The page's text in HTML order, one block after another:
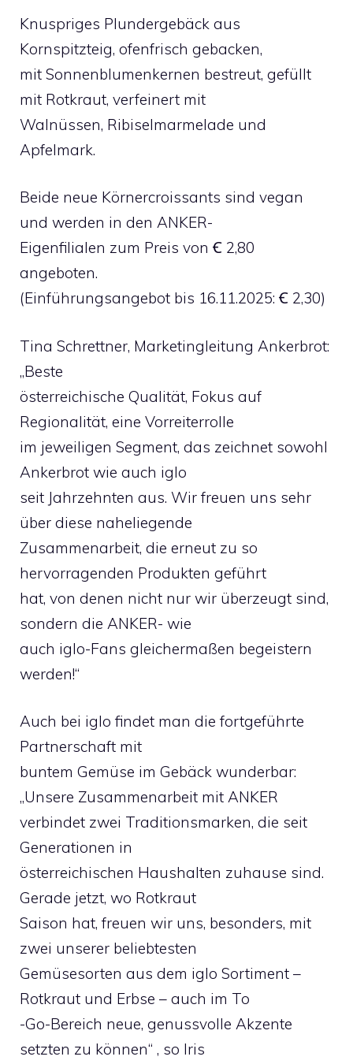
Knuspriges Plundergebäck aus
Kornspitzteig, ofenfrisch gebacken,
mit Sonnenblumenkernen bestreut, gefüllt
mit Rotkraut, verfeinert mit
Walnüssen, Ribiselmarmelade und
Apfelmark.
Beide neue Körnercroissants sind vegan
und werden in den ANKER-
Eigenfilialen zum Preis von Ꞓ 2,80
angeboten.
(Einführungsangebot bis 16.11.2025: Ꞓ 2,30)
Tina Schrettner, Marketingleitung Ankerbrot:
„Beste
österreichische Qualität, Fokus auf
Regionalität, eine Vorreiterrolle
im jeweiligen Segment, das zeichnet sowohl
Ankerbrot wie auch iglo
seit Jahrzehnten aus. Wir freuen uns sehr
über diese naheliegende
Zusammenarbeit, die erneut zu so
hervorragenden Produkten geführt
hat, von denen nicht nur wir überzeugt sind,
sondern die ANKER- wie
auch iglo-Fans gleichermaßen begeistern
werden!“
Auch bei iglo findet man die fortgeführte
Partnerschaft mit
buntem Gemüse im Gebäck wunderbar:
„Unsere Zusammenarbeit mit ANKER
verbindet zwei Traditionsmarken, die seit
Generationen in
österreichischen Haushalten zuhause sind.
Gerade jetzt, wo Rotkraut
Saison hat, freuen wir uns, besonders, mit
zwei unserer beliebtesten
Gemüsesorten aus dem iglo Sortiment –
Rotkraut und Erbse – auch im To
-Go-Bereich neue, genussvolle Akzente
setzten zu können“ , so Iris